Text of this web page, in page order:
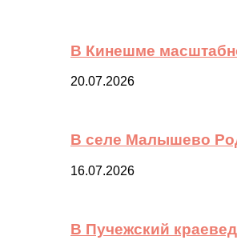
В Кинешме
20.07.2026
В селе Малышево
16.07.2026
В Пучежский